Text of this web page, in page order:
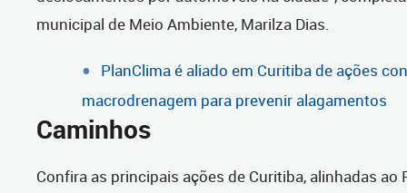
municipal de Meio Ambiente, Marilza Dias.
PlanClima é aliado em Curitiba de ações
macrodrenagem para prevenir alagamentos
Caminhos
Confira as principais ações de Curitiba, alinhadas ao